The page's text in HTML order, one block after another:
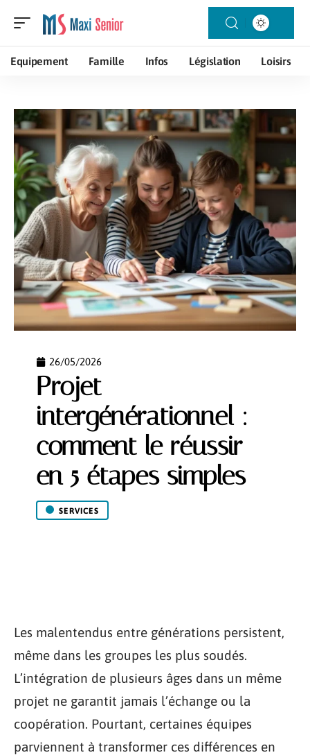
Equipement Famille Infos Législation Loisirs
26/05/2026
Projet
intergénérationnel :
comment le réussir
en 5 étapes simples
SERVICES
Les malentendus entre générations persistent,
même dans les groupes les plus soudés.
L’intégration de plusieurs âges dans un même
projet ne garantit jamais l’échange ou la
coopération. Pourtant, certaines équipes
parviennent à transformer ces différences en